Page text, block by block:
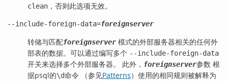
clean ，否则此选项无效。
--include-foreign-data=foreignserver
转储与匹配foreignserver模式的外部服务器相关的任何外
部表的数据。可以通过编写多个 --include-foreign-data
开关来选择多个外部服务器。 此外， foreignserver参数 根
据psql的\d命令 （参见Patterns）使用的相同规则被解释为